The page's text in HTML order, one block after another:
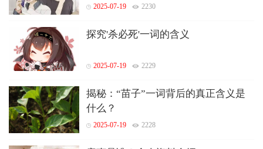
2025-07-19 2230
探究'杀必死'一词的含义
2025-07-19 2229
揭秘：“苗子”一词背后的真正含义是
什么？
2025-07-19 2228